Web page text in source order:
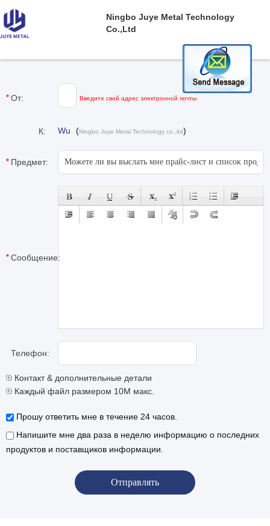
Ningbo Juye Metal Technology
Co.,ltd
От: Введите свой адрес электронной почты
К: Wu (Ningbo Juye Metal Technology co.,ltd)
Предмет:
Сообщение:
Телефон:
Контакт & дополнительные детали
Каждый файл размером 10M макс.
Прошу ответить мне в течение 24 часов.
Напишите мне два раза в неделю информацию о последних
продуктов и поставщиков информации.